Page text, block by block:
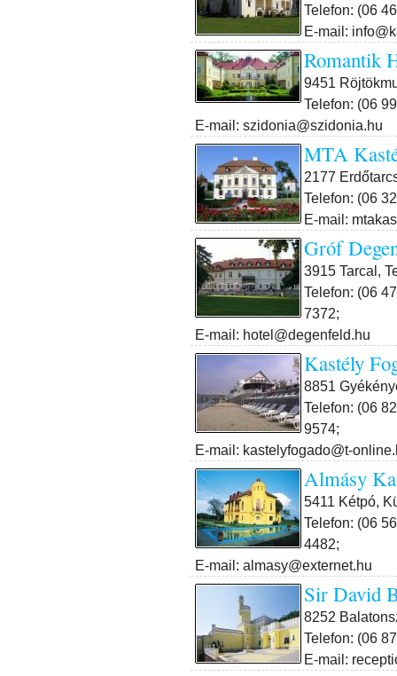
Telefon: (06
E-mail:
Romantik
9451
Telefon: (06
E-mail: szidonia@szidonia.hu
MTA
2177
Telefon: (06
E-mail:
Gróf
3915 Tarcal,
Telefon: (06
7372;
E-mail: hotel@degenfeld.hu
Kastély
8851
Telefon: (06
9574;
E-mail: kastelyfogado@t-
Almásy
5411 Kétpó,
Telefon: (06
4482;
E-mail: almasy@externet.hu
Sir David
8252
Telefon: (06
E-mail: